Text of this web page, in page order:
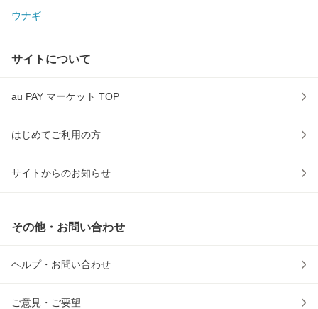
ウナギ
サイトについて
au PAY マーケット TOP
はじめてご利用の方
サイトからのお知らせ
その他・お問い合わせ
ヘルプ・お問い合わせ
ご意見・ご要望